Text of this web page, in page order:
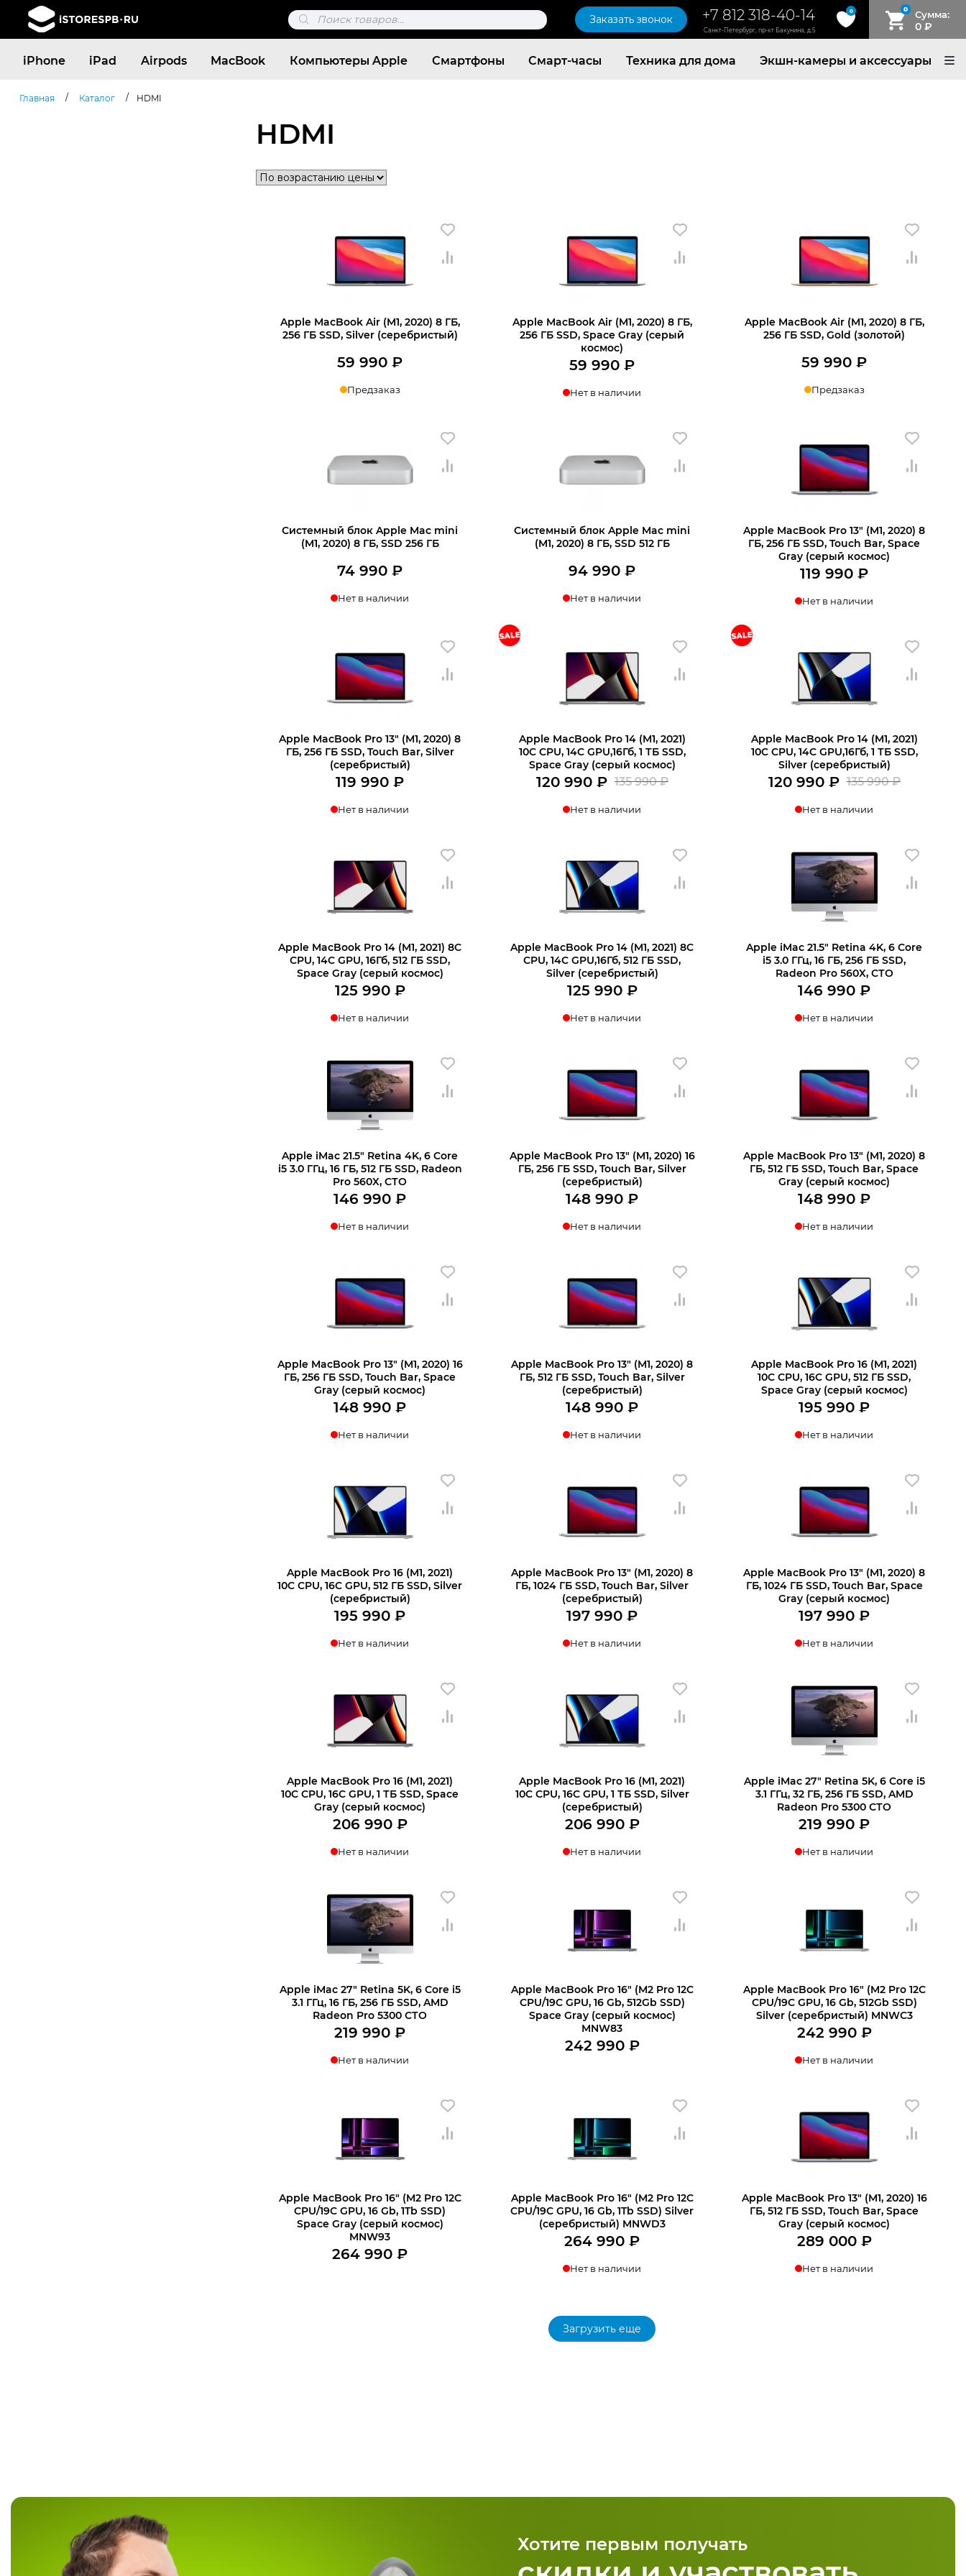
Поиск
товаров
Заказать звонок +7 812 318-40-14
Санкт-Петербург, пр-кт Бакунина, д.5
0 0 Сумма:
0 ₽
iPhone iPad Airpods MacBook Компьютеры Apple Смартфоны Смарт-часы Техника для дома Экшн-камеры и аксессуары
Поиск
товаров
Главная / Каталог / HDMI
HDMI
Apple MacBook Air (M1, 2020) 8 ГБ,
256 ГБ SSD, Silver (серебристый)
59 990₽
Предзаказ
Apple MacBook Air (M1, 2020) 8 ГБ,
256 ГБ SSD, Space Gray (серый
космос)
59 990₽
Нет в наличии
Apple MacBook Air (M1, 2020) 8 ГБ,
256 ГБ SSD, Gold (золотой)
59 990₽
Предзаказ
Системный блок Apple Mac mini
(M1, 2020) 8 ГБ, SSD 256 ГБ
74 990₽
Нет в наличии
Системный блок Apple Mac mini
(M1, 2020) 8 ГБ, SSD 512 ГБ
94 990₽
Нет в наличии
Apple MacBook Pro 13″ (M1, 2020) 8
ГБ, 256 ГБ SSD, Touch Bar, Space
Gray (серый космос)
119 990₽
Нет в наличии
Apple MacBook Pro 13″ (M1, 2020) 8
ГБ, 256 ГБ SSD, Touch Bar, Silver
(серебристый)
119 990₽
Нет в наличии
Apple MacBook Pro 14 (M1, 2021)
10C CPU, 14C GPU,16Гб, 1 ТБ SSD,
Space Gray (серый космос)
135 990₽
Первоначальная
135
990 ₽.
120 990 ₽
990 ₽.
Нет в наличии
Apple MacBook Pro 14 (M1, 2021)
10C CPU, 14C GPU,16Гб, 1 ТБ SSD,
Silver (серебристый)
135 990₽
135
990 ₽.
120 990 ₽
990 ₽.
Нет в наличии
Apple MacBook Pro 14 (M1, 2021) 8C
CPU, 14C GPU, 16Гб, 512 ГБ SSD,
Space Gray (серый космос)
125 990 ₽
Нет в наличии
Apple MacBook Pro 14 (M1, 2021) 8C
CPU, 14C GPU,16Гб, 512 ГБ SSD,
Silver (серебристый)
125 990 ₽
Нет в наличии
Apple iMac 21.5″ Retina 4K, 6 Core
i5 3.0 ГГц, 16 ГБ, 256 ГБ SSD,
Radeon Pro 560X, СТО
146 990₽
Нет в наличии
Apple iMac 21.5″ Retina 4K, 6 Core
i5 3.0 ГГц, 16 ГБ, 512 ГБ SSD, Radeon
Pro 560X, СТО
146 990₽
Нет в наличии
Apple MacBook Pro 13″ (M1, 2020) 16
ГБ, 256 ГБ SSD, Touch Bar, Silver
(серебристый)
148 990₽
Нет в наличии
Apple MacBook Pro 13″ (M1, 2020) 8
ГБ, 512 ГБ SSD, Touch Bar, Space
Gray (серый космос)
148 990₽
Нет в наличии
Apple MacBook Pro 13″ (M1, 2020) 16
ГБ, 256 ГБ SSD, Touch Bar, Space
Gray (серый космос)
148 990₽
Нет в наличии
Apple MacBook Pro 13″ (M1, 2020) 8
ГБ, 512 ГБ SSD, Touch Bar, Silver
(серебристый)
148 990₽
Нет в наличии
Apple MacBook Pro 16 (M1, 2021)
10C CPU, 16C GPU, 512 ГБ SSD,
Space Gray (серый космос)
195 990₽
Нет в наличии
Apple MacBook Pro 16 (M1, 2021)
10C CPU, 16C GPU, 512 ГБ SSD, Silver
(серебристый)
195 990₽
Нет в наличии
Apple MacBook Pro 13″ (M1, 2020) 8
ГБ, 1024 ГБ SSD, Touch Bar, Silver
(серебристый)
197 990₽
Нет в наличии
Apple MacBook Pro 13″ (M1, 2020) 8
ГБ, 1024 ГБ SSD, Touch Bar, Space
Gray (серый космос)
197 990₽
Нет в наличии
Apple MacBook Pro 16 (M1, 2021)
10C CPU, 16C GPU, 1 ТБ SSD, Space
Gray (серый космос)
206 990 ₽
Нет в наличии
Apple MacBook Pro 16 (M1, 2021)
10C CPU, 16C GPU, 1 ТБ SSD, Silver
(серебристый)
206 990 ₽
Нет в наличии
Apple iMac 27″ Retina 5K, 6 Core i5
3.1 ГГц, 32 ГБ, 256 ГБ SSD, AMD
Radeon Pro 5300 СТО
219 990₽
Нет в наличии
Apple iMac 27″ Retina 5K, 6 Core i5
3.1 ГГц, 16 ГБ, 256 ГБ SSD, AMD
Radeon Pro 5300 СТО
219 990₽
Нет в наличии
Apple MacBook Pro 16″ (M2 Pro 12C
CPU/19C GPU, 16 Gb, 512Gb SSD)
Space Gray (серый космос)
MNW83
242 990 ₽
Apple MacBook Pro 16″ (M2 Pro 12C
CPU/19C GPU, 16 Gb, 512Gb SSD)
Silver (серебристый) MNWC3
242 990 ₽
Нет в наличии
Apple MacBook Pro 16″ (M2 Pro 12C
CPU/19C GPU, 16 Gb, 1Tb SSD)
Space Gray (серый космос)
MNW93
264 990₽
Apple MacBook Pro 16″ (M2 Pro 12C
CPU/19C GPU, 16 Gb, 1Tb SSD) Silver
(серебристый) MNWD3
264 990₽
Нет в наличии
Apple MacBook Pro 13″ (M1, 2020) 16
ГБ, 512 ГБ SSD, Touch Bar, Space
Gray (серый космос)
289 000 ₽
Нет в наличии
Загрузить еще
Хотите первым получать
(c 10:00 до 21:00, без выходных)